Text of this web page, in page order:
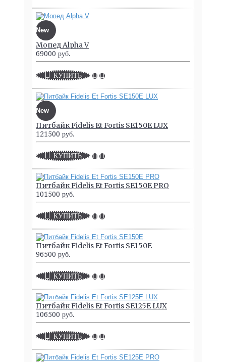
New
Мопед Alpha V
69000 руб.
КУПИТЬ
New
Питбайк Fidelis Et Fortis SE150E LUX
121500 руб.
КУПИТЬ
Питбайк Fidelis Et Fortis SE150E PRO
101500 руб.
КУПИТЬ
Питбайк Fidelis Et Fortis SE150E
96500 руб.
КУПИТЬ
Питбайк Fidelis Et Fortis SE125E LUX
106500 руб.
КУПИТЬ